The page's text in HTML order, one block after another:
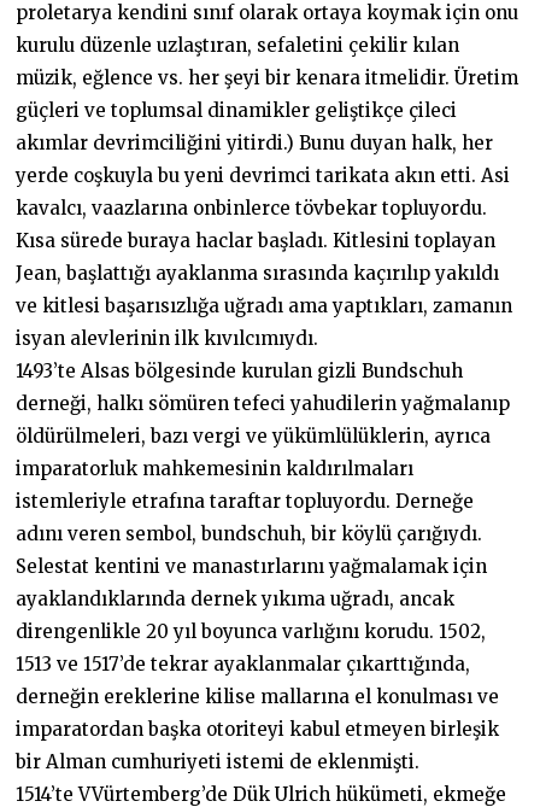
proletarya kendini sınıf olarak ortaya koymak için onu
kurulu düzenle uzlaştıran, sefaletini çekilir kılan
müzik, eğlence vs. her şeyi bir kenara itmelidir. Üretim
güçleri ve toplumsal dinamikler geliştikçe çileci
akımlar devrimciliğini yitirdi.) Bunu duyan halk, her
yerde coşkuyla bu yeni devrimci tarikata akın etti. Asi
kavalcı, vaazlarına onbinlerce tövbekar topluyordu.
Kısa sürede buraya haclar başladı. Kitlesini toplayan
Jean, başlattığı ayaklanma sırasında kaçırılıp yakıldı
ve kitlesi başarısızlığa uğradı ama yaptıkları, zamanın
isyan alevlerinin ilk kıvılcımıydı.
1493’te Alsas bölgesinde kurulan gizli Bundschuh
derneği, halkı sömüren tefeci yahudilerin yağmalanıp
öldürülmeleri, bazı vergi ve yükümlülüklerin, ayrıca
imparatorluk mahkemesinin kaldırılmaları
istemleriyle etrafına taraftar topluyordu. Derneğe
adını veren sembol, bundschuh, bir köylü çarığıydı.
Selestat kentini ve manastırlarını yağmalamak için
ayaklandıklarında dernek yıkıma uğradı, ancak
direngenlikle 20 yıl boyunca varlığını korudu. 1502,
1513 ve 1517’de tekrar ayaklanmalar çıkarttığında,
derneğin ereklerine kilise mallarına el konulması ve
imparatordan başka otoriteyi kabul etmeyen birleşik
bir Alman cumhuriyeti istemi de eklenmişti.
1514’te VVürtemberg’de Dük Ulrich hükümeti, ekmeğe